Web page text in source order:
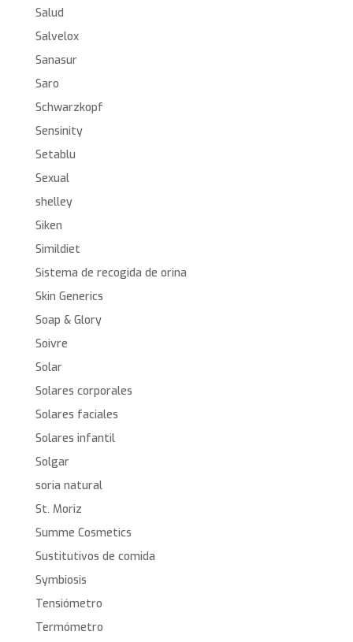
Salud
Salvelox
Sanasur
Saro
Schwarzkopf
Sensinity
Setablu
Sexual
shelley
Siken
Simildiet
Sistema de recogida de orina
Skin Generics
Soap & Glory
Soivre
Solar
Solares corporales
Solares faciales
Solares infantil
Solgar
soria natural
St. Moriz
Summe Cosmetics
Sustitutivos de comida
Symbiosis
Tensiómetro
Termómetro